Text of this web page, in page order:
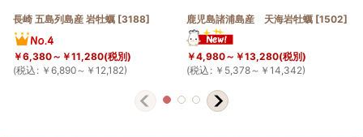
長崎 五島列島産 岩牡蠣 [3188]
￥6,380～ ￥11,280(税別)
(税込 : ￥ 6,890～ ￥ 12,182)
鹿児島諸浦島産 天海岩牡蠣 [1502]
￥4,980～ ￥13,280(税別)
(税込 : ￥ 5,378～ ￥ 14,342)